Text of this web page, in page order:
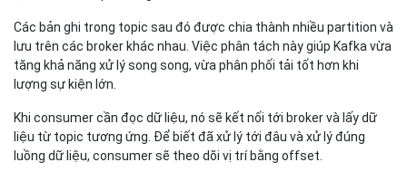
Các bản ghi trong topic sau đó được chia thành nhiều partition và
lưu trên các broker khác nhau. Việc phân tách này giúp Kafka vừa
tăng khả năng xử lý song song, vừa phân phối tải tốt hơn khi
lượng sự kiện lớn.
Khi consumer cần đọc dữ liệu, nó sẽ kết nối tới broker và lấy dữ
liệu từ topic tương ứng. Để biết đã xử lý tới đâu và xử lý đúng
luồng dữ liệu, consumer sẽ theo dõi vị trí bằng offset.